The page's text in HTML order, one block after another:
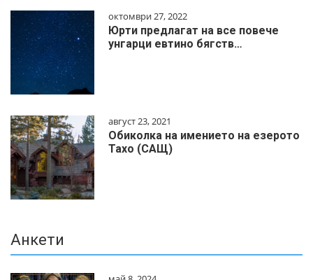
октомври 27, 2022
Юрти предлагат на все повече
унгарци евтино бягств…
август 23, 2021
Обиколка на имението на езерото
Тахо (САЩ)
Анкети